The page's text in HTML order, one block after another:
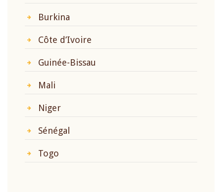
Burkina
Côte d’Ivoire
Guinée-Bissau
Mali
Niger
Sénégal
Togo